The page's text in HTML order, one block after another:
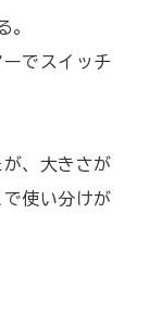
。
でスイッチ
、大きさが
使い分けが